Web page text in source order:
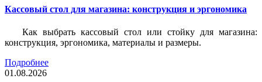
Кассовый стол для магазина: конструкция и эргономика
Как выбрать кассовый стол или стойку для магазина:
конструкция, эргономика, материалы и размеры.
Подробнее
01.08.2026